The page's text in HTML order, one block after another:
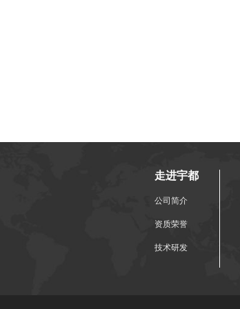
走进宇都
公司简介
资质荣誉
技术研发